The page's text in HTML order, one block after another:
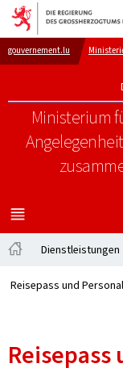
gouvernement.lu
Ministerium
MENÜ
HAUPT-
Dienstleistungen
Reisepass und